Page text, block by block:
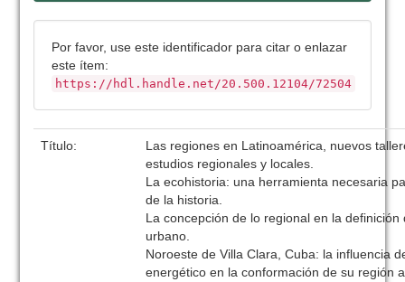
Por favor, use este identificador para citar o enlazar
este ítem:
https://hdl.handle.net/20.500.12104/72504
Título:
Las regiones en Latinoamérica, nuevos
estudios regionales y locales.
La ecohistoria: una herramienta necesaria
de la historia.
La concepción de lo regional en la
urbano.
Noroeste de Villa Clara, Cuba: la influencia
energético en la conformación de su región